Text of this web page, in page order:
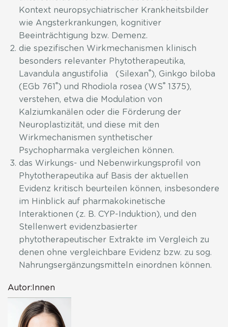
Kontext neuropsychiatrischer Krankheitsbilder
wie Angsterkrankungen, kognitiver
Beeinträchtigung bzw. Demenz.
die spezifischen Wirkmechanismen klinisch
besonders relevanter Phytotherapeutika,
Lavandula angustifolia (Silexan®), Ginkgo biloba
(EGb 761®) und Rhodiola rosea (WS® 1375),
verstehen, etwa die Modulation von
Kalziumkanälen oder die Förderung der
Neuroplastizität, und diese mit den
Wirkmechanismen synthetischer
Psychopharmaka vergleichen können.
das Wirkungs- und Nebenwirkungsprofil von
Phytotherapeutika auf Basis der aktuellen
Evidenz kritisch beurteilen können, insbesondere
im Hinblick auf pharmakokinetische
Interaktionen (z. B. CYP-Induktion), und den
Stellenwert evidenzbasierter
phytotherapeutischer Extrakte im Vergleich zu
denen ohne vergleichbare Evidenz bzw. zu sog.
Nahrungsergänzungsmitteln einordnen können.
Autor:Innen